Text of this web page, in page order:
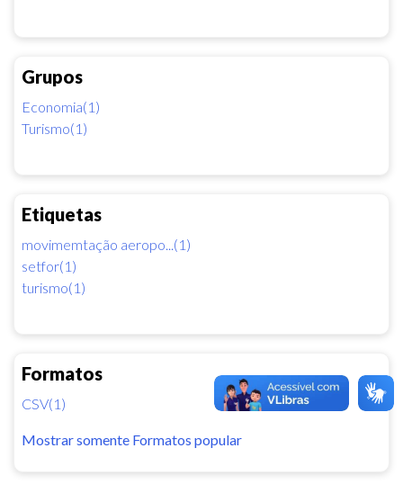
Grupos
Economia(1)
Turismo(1)
Etiquetas
movimemtação aeropo...(1)
setfor(1)
turismo(1)
Formatos
CSV(1)
Mostrar somente Formatos popular